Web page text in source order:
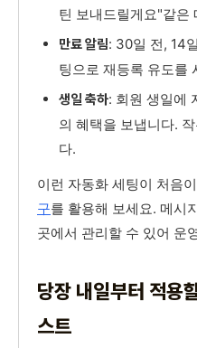
틴 보내드릴게요"같은
만료 알림: 30일 전, 14
팅으로 재등록 유도를
생일 축하: 회원 생일에
의 혜택을 보냅니다.
다.
이런 자동화 세팅이 처음
구를 활용해 보세요. 메시
곳에서 관리할 수 있어 운
당장 내일부터 적용
스트